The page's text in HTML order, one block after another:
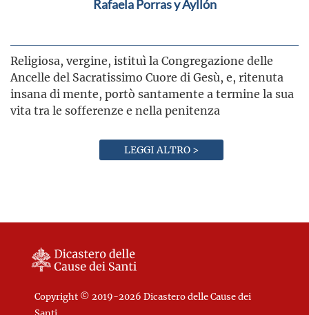
Rafaela Porras y Ayllón
Religiosa, vergine, istituì la Congregazione delle
Ancelle del Sacratissimo Cuore di Gesù, e, ritenuta
insana di mente, portò santamente a termine la sua
vita tra le sofferenze e nella penitenza
LEGGI ALTRO >
Copyright © 2019-2026 Dicastero delle Cause dei